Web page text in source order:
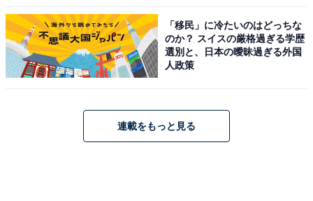
「移民」に冷たいのはどっちな
のか？ スイスの厳格過ぎる学歴
選別と、日本の曖昧過ぎる外国
人政策
連載をもっと見る